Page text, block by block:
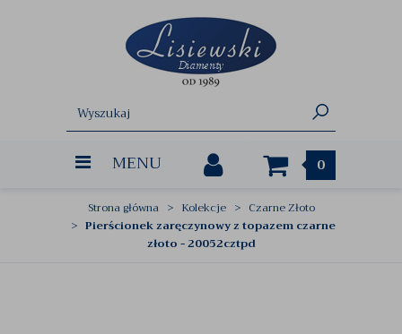
MENU 0
Strona główna Kolekcje
Czarne Złoto
Pierścionek zaręczynowy z topazem czarne
złoto - 20052cztpd